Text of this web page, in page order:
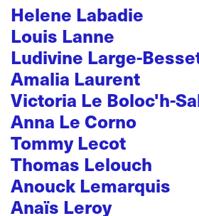
Helene Labadie
Louis Lanne
Ludivine Large-
Amalia Laurent
Victoria Le Boloc'h-
Anna Le Corno
Tommy Lecot
Thomas Lelouch
Anouck Lemarquis
Anaïs Leroy